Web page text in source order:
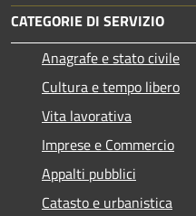
CATEGORIE DI SERVIZIO
Anagrafe e stato civile
Cultura e tempo libero
Vita lavorativa
Imprese e Commercio
Appalti pubblici
Catasto e urbanistica